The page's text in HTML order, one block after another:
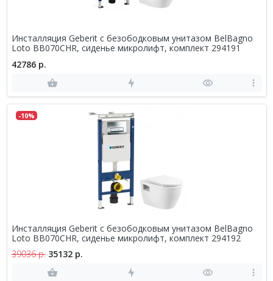
Инсталляция Geberit с безободковым унитазом BelBagno
Loto BB070CHR, сиденье микролифт, комплект 294191
42786 р.
-10%
Инсталляция Geberit с безободковым унитазом BelBagno
Loto BB070CHR, сиденье микролифт, комплект 294192
39036 р. 35132 р.